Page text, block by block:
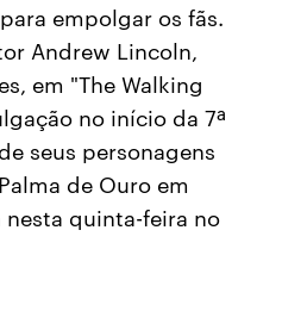
empolgar os fãs.
Andrew Lincoln,
em "The Walking
no início da 7ª
seus personagens
de Ouro em
nesta quinta-feira no